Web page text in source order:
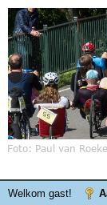
Welkom gast!